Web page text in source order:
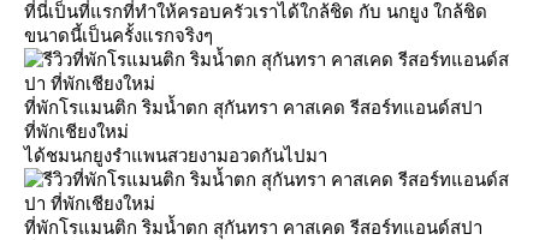
ที่นี่เป็นที่แรกที่ทำให้ครอบครัวเราได้ใกล้ชิด กับ นกยูง ใกล้ชิด
ขนาดนี้เป็นครั้งแรกจริงๆ
ที่พักโรแมนติก ริมน้ำตก สุกันทรา คาสเคด รีสอร์ทแอนด์สปา
ที่พักเชียงใหม่
ได้ชมนกยูงรำแพนสวยงามอวดกันไปมา
ที่พักโรแมนติก ริมน้ำตก สุกันทรา คาสเคด รีสอร์ทแอนด์สปา